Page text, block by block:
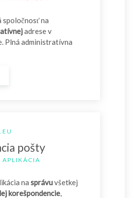
spoločnosť na
adrese v
Plná administratívna
pošty
APLIKÁCIA
na správuvšetkej
korešpondencie